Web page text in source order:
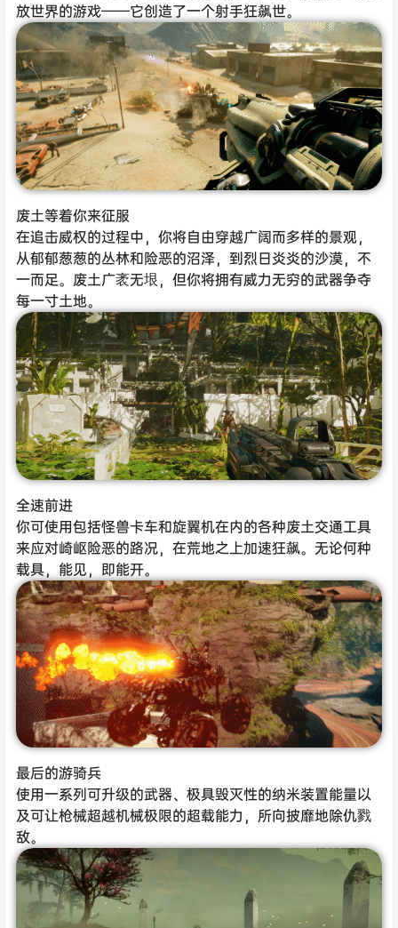
放世界的游戏——它创造了一个射手狂飙世。
废土等着你来征服
在追击威权的过程中，你将自由穿越广阔而多样的景观，
从郁郁葱葱的丛林和险恶的沼泽，到烈日炎炎的沙漠，不
一而足。废土广袤无垠，但你将拥有威力无穷的武器争夺
每一寸土地。
全速前进
你可使用包括怪兽卡车和旋翼机在内的各种废土交通工具
来应对崎岖险恶的路况，在荒地之上加速狂飙。无论何种
载具，能见，即能开。
最后的游骑兵
使用一系列可升级的武器、极具毁灭性的纳米装置能量以
及可让枪械超越机械极限的超载能力，所向披靡地除仇戮
敌。